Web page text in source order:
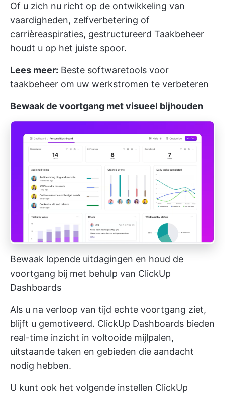
Of u zich nu richt op de ontwikkeling van
vaardigheden, zelfverbetering of
carrièreaspiraties, gestructureerd Taakbeheer
houdt u op het juiste spoor.
Lees meer: Beste softwaretools voor
taakbeheer om uw werkstromen te verbeteren
Bewaak de voortgang met visueel bijhouden
Bewaak lopende uitdagingen en houd de
voortgang bij met behulp van ClickUp
Dashboards
Als u na verloop van tijd echte voortgang ziet,
blijft u gemotiveerd. ClickUp Dashboards bieden
real-time inzicht in voltooide mijlpalen,
uitstaande taken en gebieden die aandacht
nodig hebben.
U kunt ook het volgende instellen ClickUp